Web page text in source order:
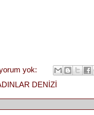
yok:
DENİZİ